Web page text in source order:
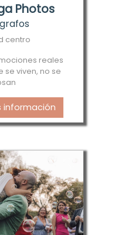
Photos
centro
reales
se viven, no se
información